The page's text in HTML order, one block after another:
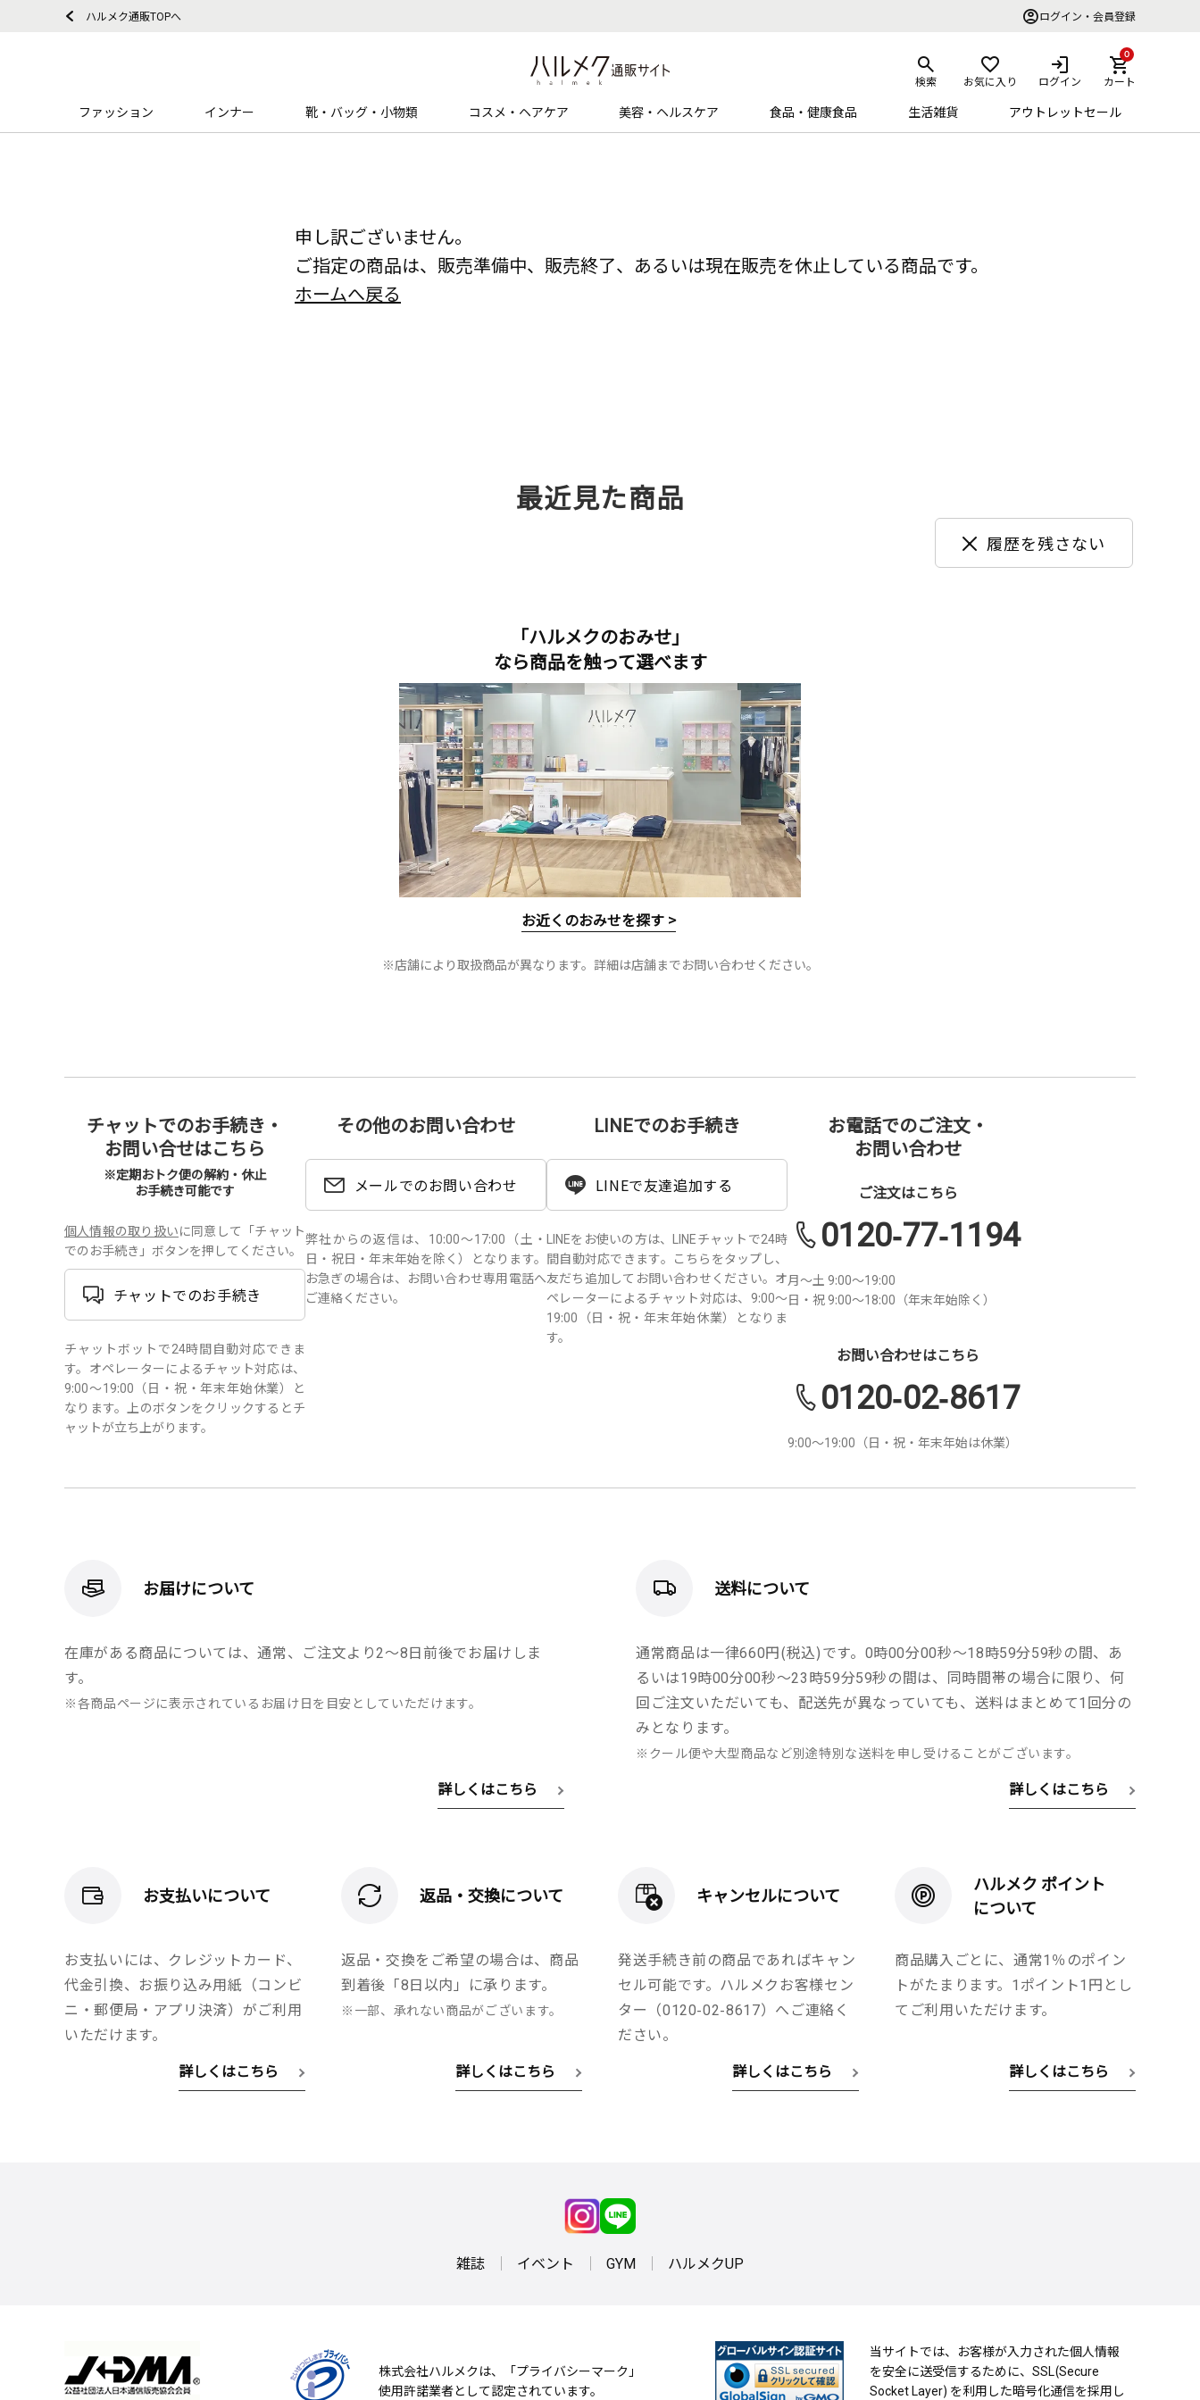
ハルメク通販TOPへ ログイン・会員登録
検索 お気に入り ログイン
0
カート
ファッション インナー 靴・バッグ・小物類 コスメ・ヘアケア 美容・ヘルスケア 食品・健康食品 生活雑貨 アウトレットセール
申し訳ございません。
ご指定の商品は、販売準備中、販売終了、あるいは現在販売を休止している商品です。
ホームへ戻る
最近見た商品
履歴を残さない
「ハルメクのおみせ」
なら商品を触って選べます
お近くのおみせを探す >
※店舗により取扱商品が異なります。詳細は店舗までお問い合わせください。
チャットでのお手続き・
お問い合せはこちら
※定期おトク便の解約・休止
お手続き可能です
個人情報の取り扱いに同意して「チャット
でのお手続き」ボタンを押してください。
チャットでのお手続き
チャットボットで24時間自動対応できま
す。オペレーターによるチャット対応は、
9:00～19:00（日・祝・年末年始休業）と
なります。上のボタンをクリックするとチ
ャットが立ち上がります。
その他のお問い合わせ
メールでのお問い合わせ
弊社からの返信は、10:00～17:00（土・
日・祝日・年末年始を除く）となります。
お急ぎの場合は、お問い合わせ専用電話へ
ご連絡ください。
LINEでのお手続き
LINEで友達追加する
LINEをお使いの方は、LINEチャットで24時
間自動対応できます。こちらをタップし、
友だち追加してお問い合わせください。オ
ペレーターによるチャット対応は、9:00～
19:00（日・祝・年末年始休業）となりま
す。
お電話でのご注文・
お問い合わせ
ご注文はこちら
0120-77-1194
月～土 9:00～19:00
日・祝 9:00～18:00（年末年始除く）
お問い合わせはこちら
0120-02-8617
9:00～19:00（日・祝・年末年始は休業）
お届けについて
在庫がある商品については、通常、ご注文より2～8日前後でお届けしま
す。
※各商品ページに表示されているお届け日を目安としていただけます。
詳しくはこちら
送料について
通常商品は一律660円(税込)です。0時00分00秒～18時59分59秒の間、あ
るいは19時00分00秒～23時59分59秒の間は、同時間帯の場合に限り、何
回ご注文いただいても、配送先が異なっていても、送料はまとめて1回分の
みとなります。
※クール便や大型商品など別途特別な送料を申し受けることがございます。
詳しくはこちら
お支払いについて
お支払いには、クレジットカード、
代金引換、お振り込み用紙（コンビ
ニ・郵便局・アプリ決済）がご利用
いただけます。
詳しくはこちら
返品・交換について
返品・交換をご希望の場合は、商品
到着後「8日以内」に承ります。
※一部、承れない商品がございます。
詳しくはこちら
キャンセルについて
発送手続き前の商品であればキャン
セル可能です。ハルメクお客様セン
ター（0120-02-8617）へご連絡く
ださい。
詳しくはこちら
ハルメク ポイント
について
商品購入ごとに、通常1％のポイン
トがたまります。1ポイント1円とし
てご利用いただけます。
詳しくはこちら
雑誌 イベント GYM ハルメクUP
株式会社ハルメクは、「プライバシーマーク」
使用許諾業者として認定されています。
当サイトでは、お客様が入力された個人情報
を安全に送受信するために、SSL(Secure
Socket Layer) を利用した暗号化通信を採用し